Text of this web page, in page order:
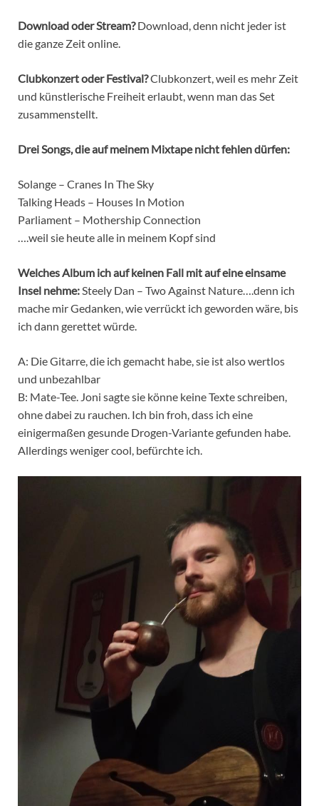
Download oder Stream?Download, denn nicht jeder ist
die ganze Zeit online.
Clubkonzert oder Festival?Clubkonzert, weil es mehr Zeit
und künstlerische Freiheit erlaubt, wenn man das Set
zusammenstellt.
Drei Songs, die auf meinem Mixtape nicht fehlen dürfen:
Solange – Cranes In The Sky
Talking Heads – Houses In Motion
Parliament – Mothership Connection
….weil sie heute alle in meinem Kopf sind
Welches Album ich auf keinen Fall mit auf eine einsame
Insel nehme:Steely Dan – Two Against Nature….denn ich
mache mir Gedanken, wie verrückt ich geworden wäre, bis
ich dann gerettet würde.
A: Die Gitarre, die ich gemacht habe, sie ist also wertlos
und unbezahlbar
B: Mate-Tee. Joni sagte sie könne keine Texte schreiben,
ohne dabei zu rauchen. Ich bin froh, dass ich eine
einigermaßen gesunde Drogen-Variante gefunden habe.
Allerdings weniger cool, befürchte ich.